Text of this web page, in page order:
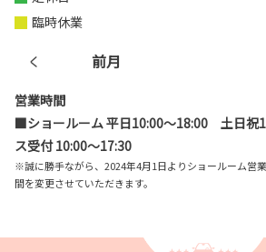
前月
臨時休業
営業時間
■ショールーム 平日10:00～18:00 土日祝
ス受付 10:00～17:30
※誠に勝手ながら、2024年4月1日よりショールーム営
間を変更させていただきます。